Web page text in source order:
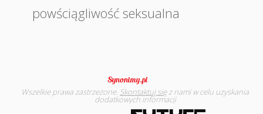
powściągliwość seksualna
Wszelkie prawa zastrzeżone. Skontaktuj sięz nami w celu uzyskania
dodatkowych informacji